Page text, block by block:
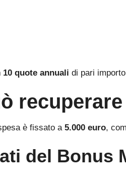
10 quote annuali di pari
recuperare
è fissato a 5.000 euro,
del Bonus